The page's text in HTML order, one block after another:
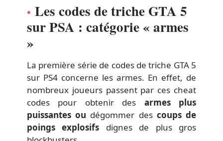
Les codes de triche GTA 5
sur PSA : catégorie « armes
»
La première série de codes de triche GTA 5
sur PS4 concerne les armes. En effet, de
nombreux joueurs passent par ces cheat
codes pour obtenir des armes plus
puissantes ou dégommer descoups de
poings explosifs dignes de plus gros